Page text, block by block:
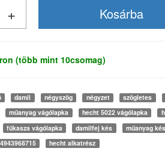
(több mint 10csomag)
damil négyszög négyzet szögletes
műanyag vágólapka hecht 5022 vágólapka
fűkasza vágólapka damilfej kés műanyag
hecht alkatrész